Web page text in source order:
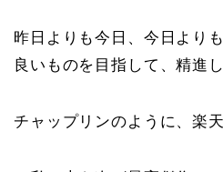
昨日よりも今日、今日より
良いものを目指して、精進
チャップリンのように、楽